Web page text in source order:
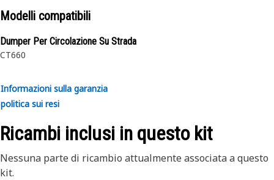
Modelli compatibili
Dumper Per Circolazione Su Strada
CT660
Informazioni sulla garanzia
politica sui resi
Ricambi inclusi in questo kit
Nessuna parte di ricambio attualmente associata a questo
kit.